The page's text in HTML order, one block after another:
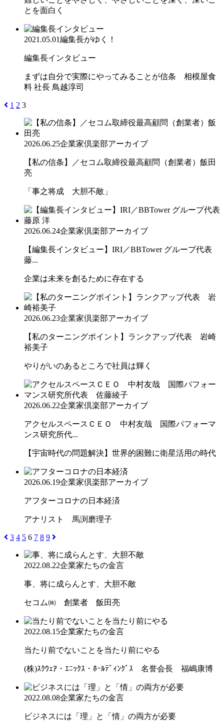
とを面白く
2021.05.01編集長がゆく！
編集長インタビュー
まずは自分で実際にやってみることが信条 相模屋食
料 社長 鳥越淳司
1 2 3
2026.06.25企業家倶楽部アーカイブ
【私の信条】／セコム取締役最高顧問（創業者）飯田
亮
「事之将成 大胆不敵」
2026.06.24企業家倶楽部アーカイブ
【編集長インタビュー】IRI／BBTower グループ代表
藤...
企業は未来を創るために存在する
2026.06.23企業家倶楽部アーカイブ
【私のターニングポイント】ランクアップ代表 岩崎
裕美子
やりがいのあるところで社員は輝く
2026.06.22企業家倶楽部アーカイブ
アクセルスペースＣＥＯ 中村友哉 国際パフォーマ
ンス研究所代...
【宇宙時代の問題解決】世界的困難に衛星活用の時代
2026.06.19企業家倶楽部アーカイブ
アフターコロナの日本経済
アナリスト 馬渕磨理子
3 4 5 6 7 8 9
2022.08.22企業家たちの金言
事、将に成らんとす、大胆不敵
セコム㈱ 創業者 飯田亮
2022.08.15企業家たちの金言
当たり前でないことを当たり前にやる
(株)ｽｸｳｪｱ・ｴﾆｯｸｽ・ﾎｰﾙﾃﾞｨﾝｸﾞｽ 名誉会長 福嶋康博
2022.08.08企業家たちの金言
ビジネスには「理」と「情」の両方が必要